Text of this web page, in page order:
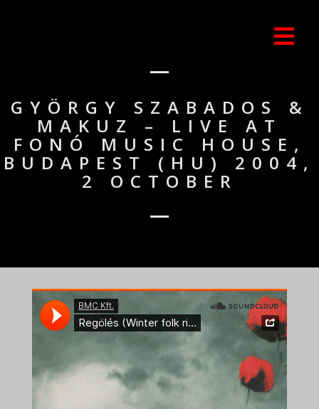
GYÖRGY SZABADOS &
MAKUZ – LIVE AT
FONÓ MUSIC HOUSE,
BUDAPEST (HU) 2004,
2 OCTOBER